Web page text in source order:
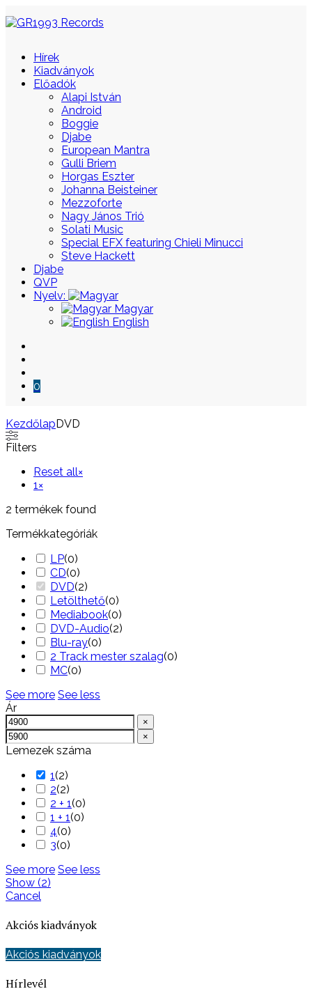
Hírek
Kiadványok
Előadók
Alapi István
Android
Boggie
Djabe
European Mantra
Gulli Briem
Horgas Eszter
Johanna Beisteiner
Mezzoforte
Nagy János Trió
Solati Music
Special EFX featuring Chieli Minucci
Steve Hackett
Djabe
QVP
Nyelv:
Magyar
English
0
KezdőlapDVD
Skip
to
Filters
Reset all×
1×
2 termékek found
Termékkategóriák
LP(0)
CD(0)
DVD(2)
Letölthető(0)
Mediabook(0)
DVD-Audio(2)
Blu-ray(0)
2 Track mester szalag(0)
MC(0)
See more See less
Ár
×
×
Lemezek száma
1(2)
2(2)
2 + 1(0)
1 + 1(0)
4(0)
3(0)
See more See less
Show (2)
Cancel
Akciós kiadványok
Akciós kiadványok
Hírlevél